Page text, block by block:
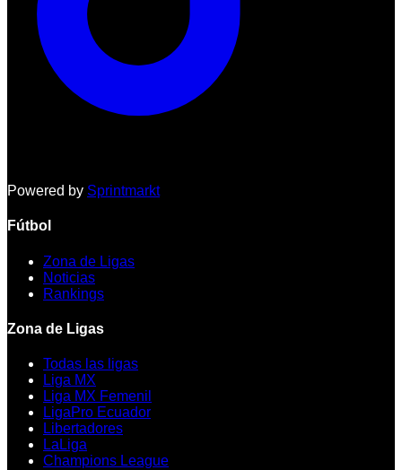
Powered by Sprintmarkt
Fútbol
Zona de Ligas
Noticias
Rankings
Zona de Ligas
Todas las ligas
Liga MX
Liga MX Femenil
LigaPro Ecuador
Libertadores
LaLiga
Champions League